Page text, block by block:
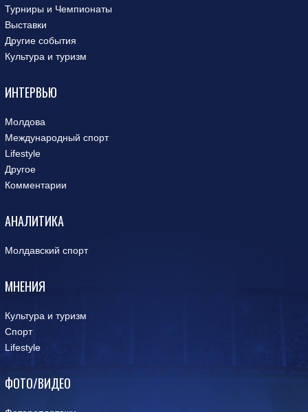
Турниры и Чемпионаты
Выставки
Другие события
Культура и туризм
ИНТЕРВЬЮ
Молдова
Международный спорт
Lifestyle
Другое
Комментарии
АНАЛИТИКА
Молдавский спорт
МНЕНИЯ
Культура и туризм
Спорт
Lifestyle
ФОТО/ВИДЕО